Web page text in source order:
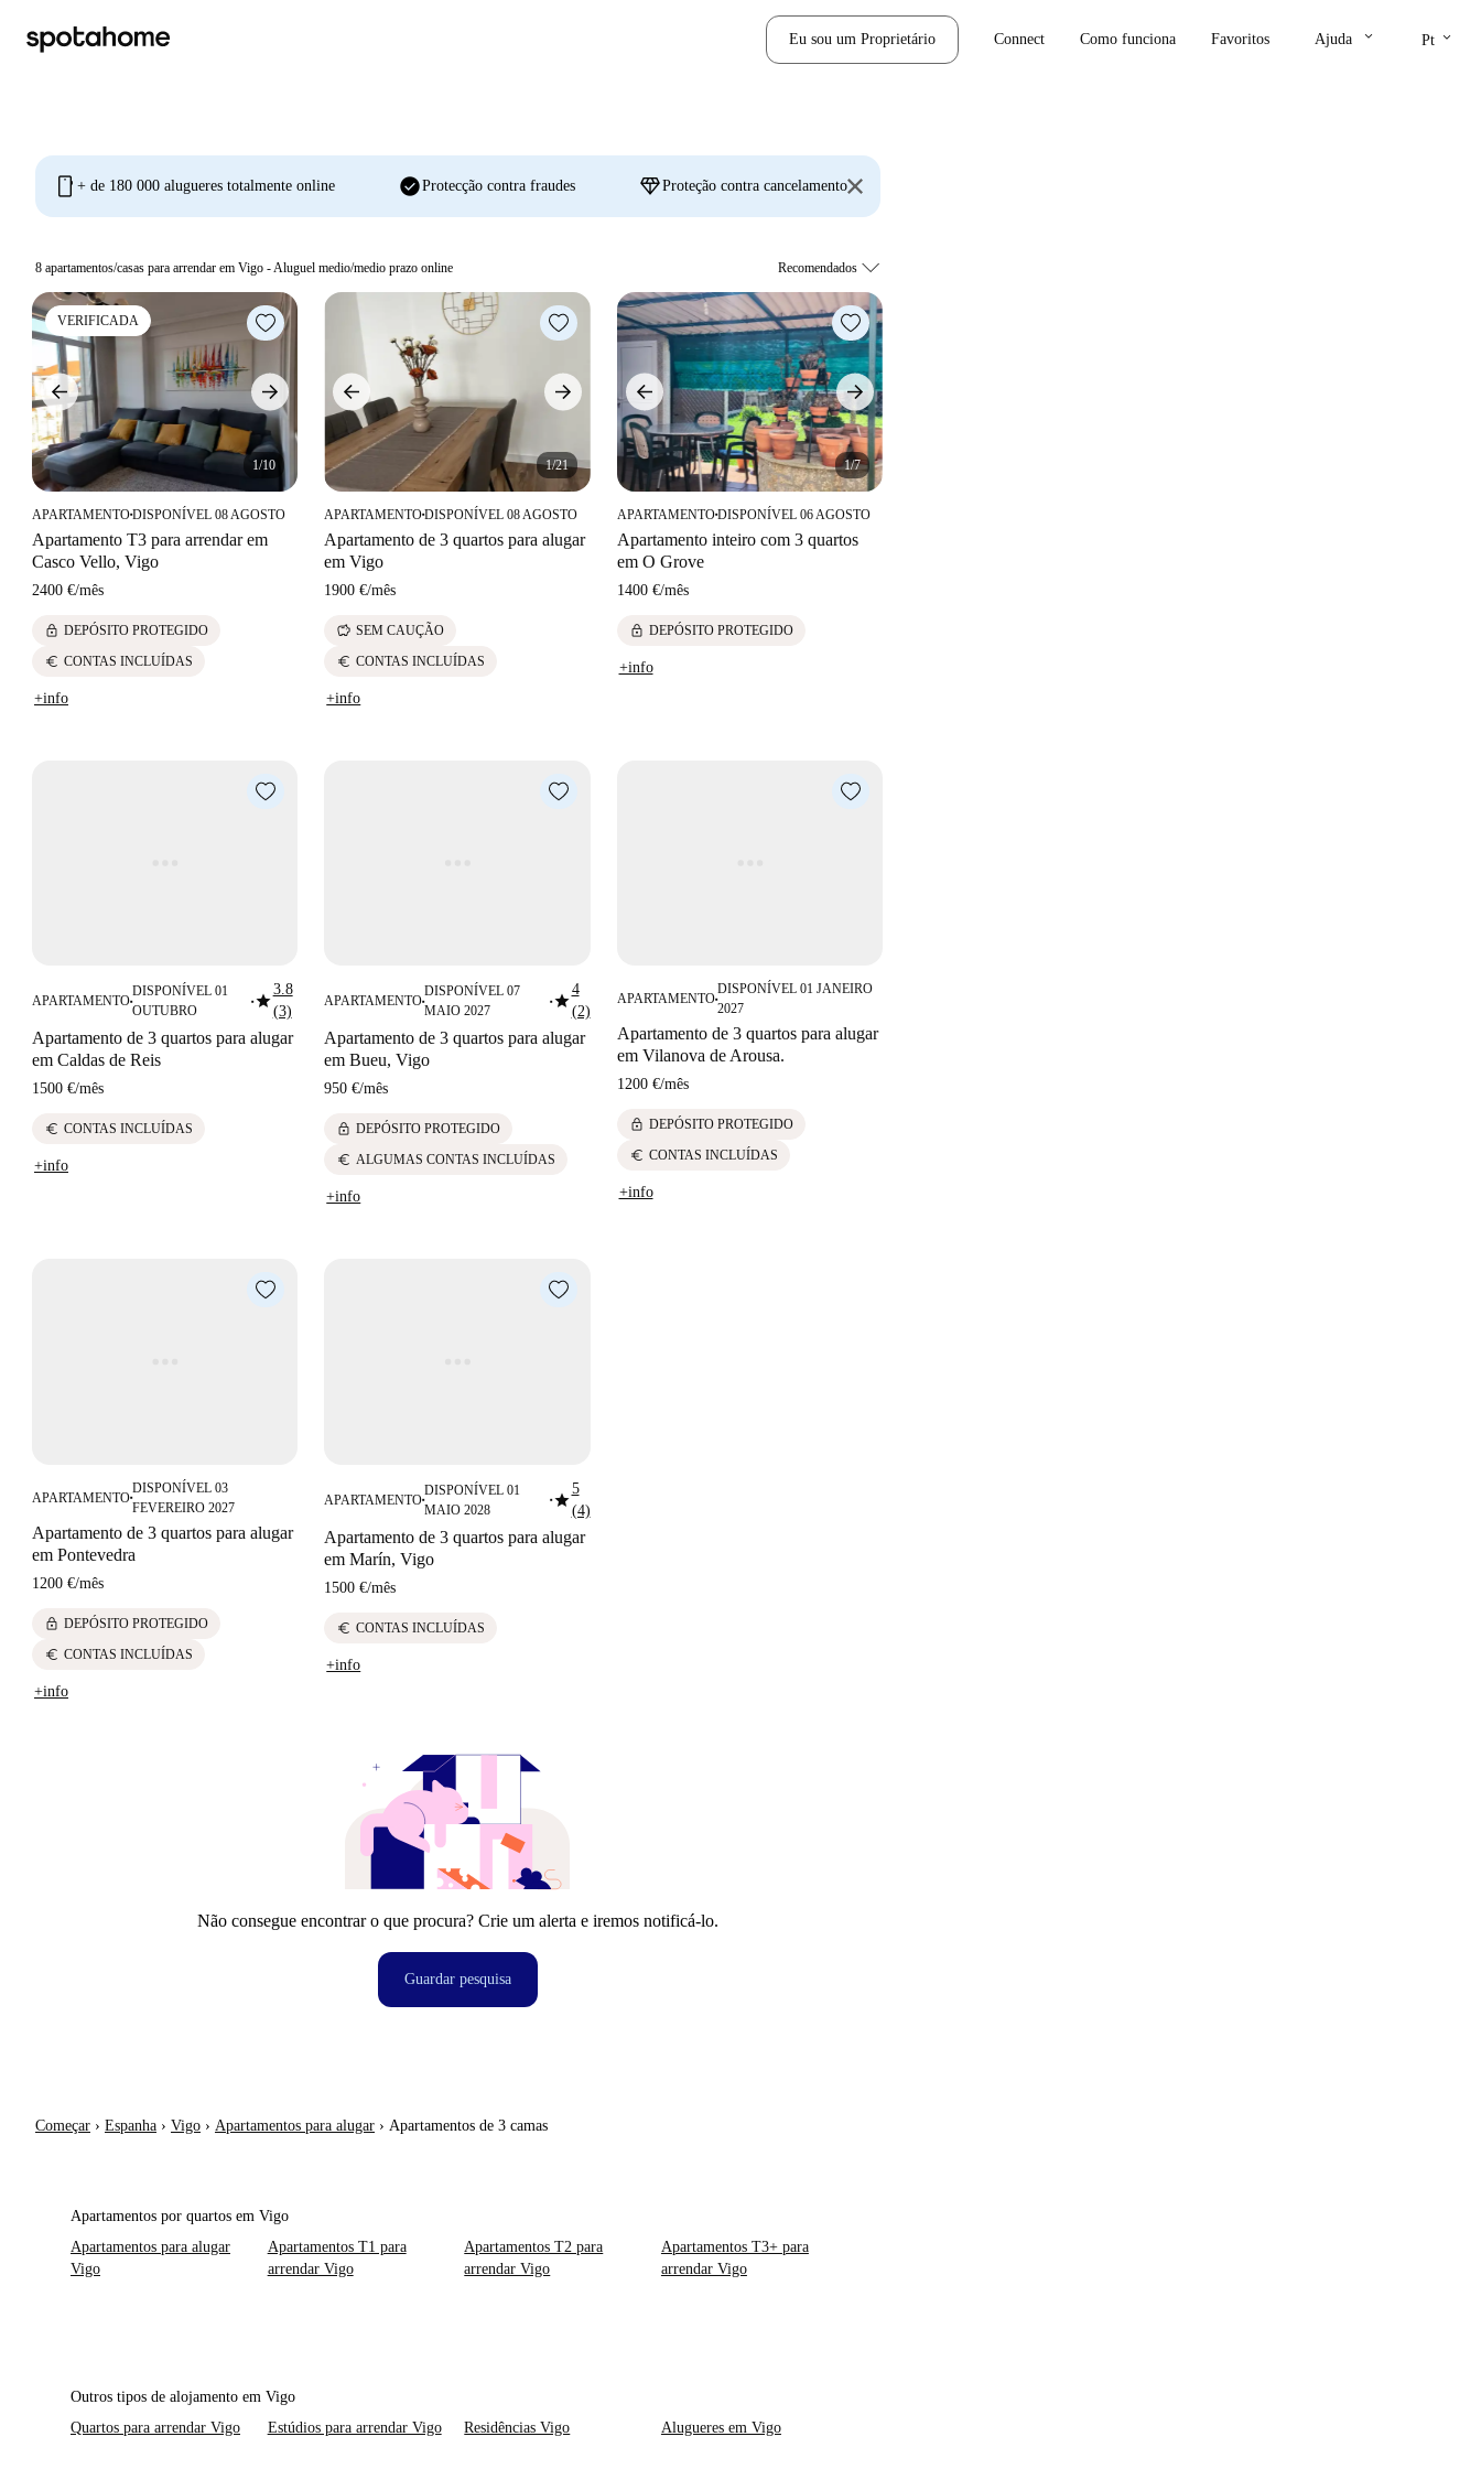
Eu sou um Proprietário Connect Como funciona Favoritos Ajuda keyboard_arrow_down Pt keyboard_arrow_down
mobile + de 180 000 alugueres totalmente online check_circleProtecção contra fraudes diamondProteção contra cancelamento
8 apartamentos/casas para arrendar em Vigo - Aluguel medio/medio prazo online
VERIFICADA
1/10
APARTAMENTO■DISPONÍVEL 08 AGOSTO
Apartamento T3 para arrendar em
Casco Vello, Vigo
2400 €/mês
lock DEPÓSITO PROTEGIDO
euro CONTAS INCLUÍDAS
+info
1/21
APARTAMENTO■DISPONÍVEL 08 AGOSTO
Apartamento de 3 quartos para alugar
em Vigo
1900 €/mês
savings SEM CAUÇÃO
euro CONTAS INCLUÍDAS
+info
1/7
APARTAMENTO■DISPONÍVEL 06 AGOSTO
Apartamento inteiro com 3 quartos
em O Grove
1400 €/mês
lock DEPÓSITO PROTEGIDO
+info
APARTAMENTO■
DISPONÍVEL 01
OUTUBRO
■star3.8
(3)
Apartamento de 3 quartos para alugar
em Caldas de Reis
1500 €/mês
euro CONTAS INCLUÍDAS
+info
APARTAMENTO■
DISPONÍVEL 07
MAIO 2027
■star4
(2)
Apartamento de 3 quartos para alugar
em Bueu, Vigo
950 €/mês
lock DEPÓSITO PROTEGIDO
euro ALGUMAS CONTAS INCLUÍDAS
+info
APARTAMENTO■
DISPONÍVEL 01 JANEIRO
2027
Apartamento de 3 quartos para alugar
em Vilanova de Arousa.
1200 €/mês
lock DEPÓSITO PROTEGIDO
euro CONTAS INCLUÍDAS
+info
APARTAMENTO■
DISPONÍVEL 03
FEVEREIRO 2027
Apartamento de 3 quartos para alugar
em Pontevedra
1200 €/mês
lock DEPÓSITO PROTEGIDO
euro CONTAS INCLUÍDAS
+info
APARTAMENTO■
DISPONÍVEL 01
MAIO 2028
■star5
(4)
Apartamento de 3 quartos para alugar
em Marín, Vigo
1500 €/mês
euro CONTAS INCLUÍDAS
+info
Não consegue encontrar o que procura? Crie um alerta e iremos notificá-lo.
Guardar pesquisa
Começar › Espanha › Vigo › Apartamentos para alugar › Apartamentos de 3 camas
Apartamentos por quartos em Vigo
Apartamentos para alugar
Vigo
Apartamentos T1 para
arrendar Vigo
Apartamentos T2 para
arrendar Vigo
Apartamentos T3+ para
arrendar Vigo
Outros tipos de alojamento em Vigo
Quartos para arrendar Vigo
Estúdios para arrendar Vigo Residências Vigo Alugueres em Vigo